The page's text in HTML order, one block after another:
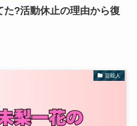
?活動休止の理由から復
芸能人